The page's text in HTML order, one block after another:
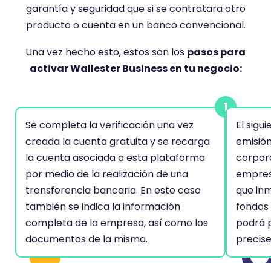
garantía y seguridad que si se contratara otro
producto o cuenta en un banco convencional.
Una vez hecho esto, estos son los pasos para
activar Wallester Business en tu negocio:
Se completa la verificación una vez
creada la cuenta gratuita y se recarga
la cuenta asociada a esta plataforma
por medio de la realización de una
transferencia bancaria. En este caso
también se indica la información
completa de la empresa, así como los
documentos de la misma.
El
que
podrá